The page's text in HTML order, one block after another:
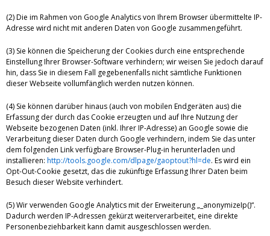
(2) Die im Rahmen von Google Analytics von Ihrem Browser übermittelte IP-
Adresse wird nicht mit anderen Daten von Google zusammengeführt.
(3) Sie können die Speicherung der Cookies durch eine entsprechende
Einstellung Ihrer Browser-Software verhindern; wir weisen Sie jedoch darauf
hin, dass Sie in diesem Fall gegebenenfalls nicht sämtliche Funktionen
dieser Webseite vollumfänglich werden nutzen können.
(4) Sie können darüber hinaus (auch von mobilen Endgeräten aus) die
Erfassung der durch das Cookie erzeugten und auf Ihre Nutzung der
Webseite bezogenen Daten (inkl. Ihrer IP-Adresse) an Google sowie die
Verarbeitung dieser Daten durch Google verhindern, indem Sie das unter
dem folgenden Link verfügbare Browser-Plug-in herunterladen und
installieren: http://tools.google.com/dlpage/gaoptout?hl=de. Es wird ein
Opt-Out-Cookie gesetzt, das die zukünftige Erfassung Ihrer Daten beim
Besuch dieser Website verhindert.
(5) Wir verwenden Google Analytics mit der Erweiterung „_anonymizeIp()“.
Dadurch werden IP-Adressen gekürzt weiterverarbeitet, eine direkte
Personenbeziehbarkeit kann damit ausgeschlossen werden.